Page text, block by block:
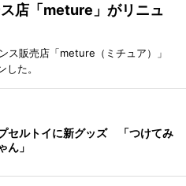
店「meture」がリニュ
ス販売店「meture（ミチュア）」
た。
セルトイに新グッズ 「つけてみ
ん」